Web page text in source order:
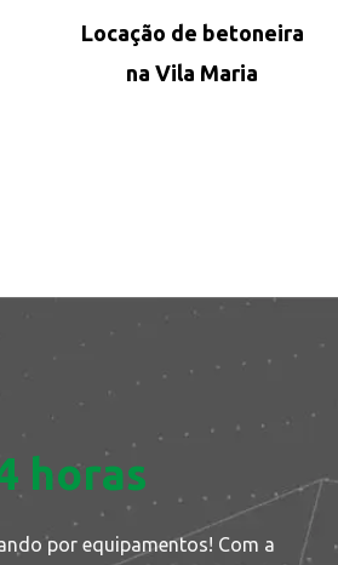
Locação de betoneira
na Vila Maria
horas
por equipamentos! Com a